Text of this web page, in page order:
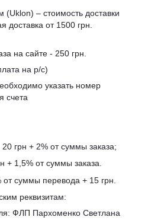
(Uklon) – стоимость доставки
доставка от 1500 грн.
на сайте - 250 грн.
на р/с)
указать номер
счета
20 грн + 2% от суммы заказа;
+ 1,5% от суммы заказа.
от суммы перевода + 15 грн.
реквизитам:
ФЛП Пархоменко Светлана